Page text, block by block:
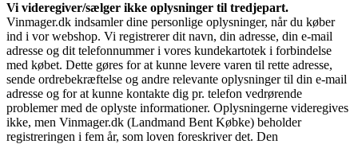
Vi videregiver/sælger ikke oplysninger til tredjepart.
Vinmager.dk indsamler dine personlige oplysninger, når du køber
ind i vor webshop. Vi registrerer dit navn, din adresse, din e-mail
adresse og dit telefonnummer i vores kundekartotek i forbindelse
med købet. Dette gøres for at kunne levere varen til rette adresse,
sende ordrebekræftelse og andre relevante oplysninger til din e-mail
adresse og for at kunne kontakte dig pr. telefon vedrørende
problemer med de oplyste informationer. Oplysningerne videregives
ikke, men Vinmager.dk (Landmand Bent Købke) beholder
registreringen i fem år, som loven foreskriver det. Den